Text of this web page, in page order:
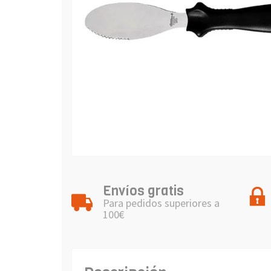
Envíos gratis
Para pedidos superiores a
100€